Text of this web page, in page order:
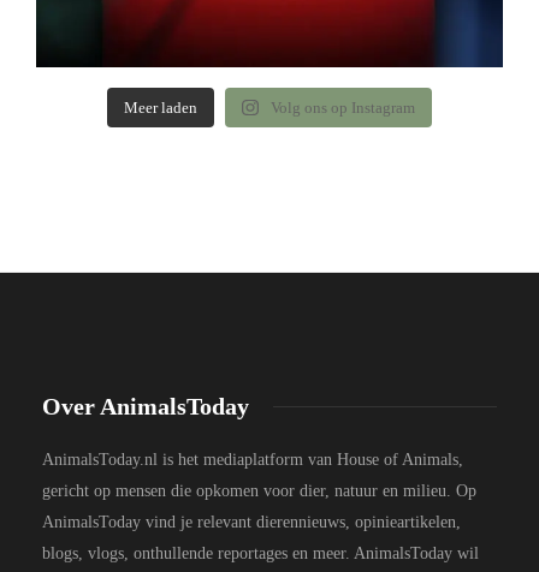
Meer laden Volg ons op Instagram
Over AnimalsToday
AnimalsToday.nl is het mediaplatform van House of Animals,
gericht op mensen die opkomen voor dier, natuur en milieu. Op
AnimalsToday vind je relevant dierennieuws, opinieartikelen,
blogs, vlogs, onthullende reportages en meer. AnimalsToday wil